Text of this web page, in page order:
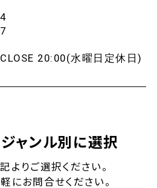
20:00(水曜日定休日)
ャンル別に選択
よりご選択ください。
にお問合せください。